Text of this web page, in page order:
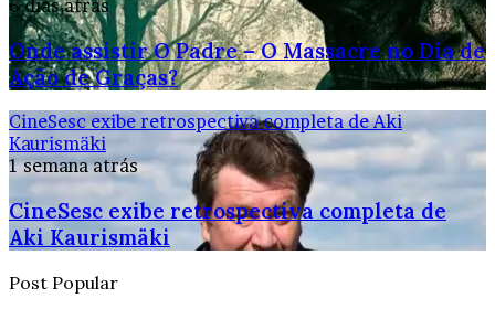
6 dias atrás
Onde assistir O Padre – O Massacre no Dia de
Ação de Graças?
CineSesc exibe retrospectiva completa de Aki
Kaurismäki
1 semana atrás
CineSesc exibe retrospectiva completa de
Aki Kaurismäki
Post Popular